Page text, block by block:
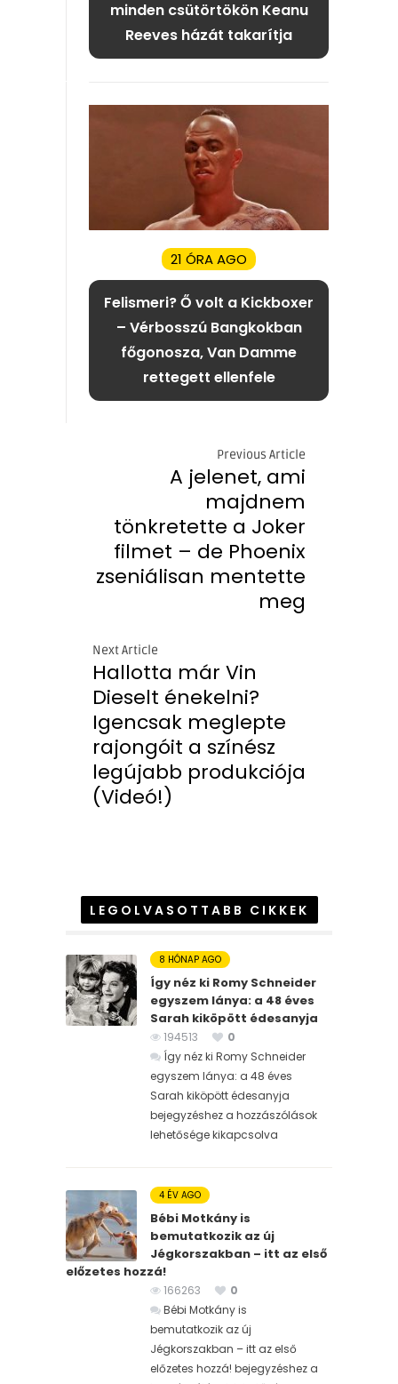
minden csütörtökön Keanu
Reeves házát takarítja
21 ÓRA AGO
Felismeri? Ő volt a Kickboxer
– Vérbosszú Bangkokban
főgonosza, Van Damme
rettegett ellenfele
Previous Article
A jelenet, ami
majdnem
tönkretette a Joker
filmet – de Phoenix
zseniálisan mentette
meg
Next Article
Hallotta már Vin
Dieselt énekelni?
Igencsak meglepte
rajongóit a színész
legújabb produkciója
(Videó!)
LEGOLVASOTTABB CIKKEK
8 HÓNAP AGO
Így néz ki Romy Schneider
egyszem lánya: a 48 éves
Sarah kiköpött édesanyja
194513
0
Így néz ki Romy Schneider
egyszem lánya: a 48 éves
Sarah kiköpött édesanyja
bejegyzéshez a hozzászólások
lehetősége kikapcsolva
4 ÉV AGO
Bébi Motkány is
bemutatkozik az új
Jégkorszakban – itt az első
előzetes hozzá!
166263
0
Bébi Motkány is
bemutatkozik az új
Jégkorszakban – itt az első
előzetes hozzá! bejegyzéshez a